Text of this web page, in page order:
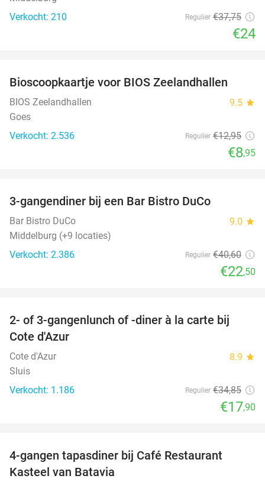
Verkocht: 210
Regulier €37,75
€24
Bioscoopkaartje voor BIOS Zeelandhallen
BIOS Zeelandhallen 9.5 star
Goes
Verkocht: 2.536
Regulier €12,95
€8,95
3-gangendiner bij een Bar Bistro DuCo
Bar Bistro DuCo 9.0 star
Middelburg (+9 locaties)
Verkocht: 2.386
Regulier €40,60
€22,50
49%
2- of 3-gangenlunch of -diner à la carte bij
Cote d'Azur
Cote d'Azur 8.9 star
Sluis
Verkocht: 1.186
Regulier €34,85
€17,90
4-gangen tapasdiner bij Café Restaurant
Kasteel van Batavia